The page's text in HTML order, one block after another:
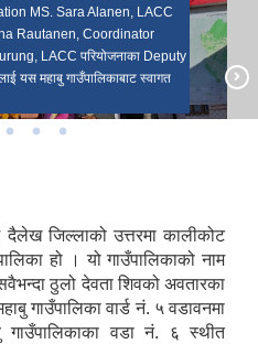
MS. Sara Alanen, LACC
Rautanen, Coordinator
LACC परियोजनाका Deputy
महाबु गाउँपालिकाबाट स्वागत
प्रशासकीय अधिकृत श्री रण
महताराको विदाई कार्यक्रमा !!
ज्यूको विदाई तथा यस कार्यालयमा
श्री उदयराज उपाध्याय ज्यूको
दैलेख जिल्लाको उत्तरमा कालीकोट
हो । यो गाउँपालिकाको नाम
ठुलो देवता शिवको अवतारका
गाउँपालिका वार्ड नं. ५ वडावनमा
वडा नं. ६ स्थीत